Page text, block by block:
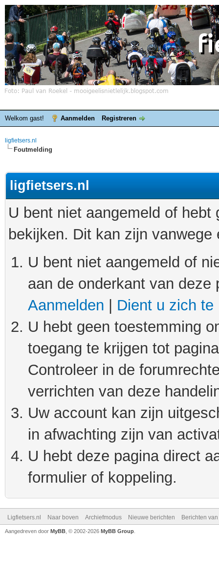
Welkom gast! Aanmelden Registreren
ligfietsers.nl
Foutmelding
ligfietsers.nl
U bent niet aangemeld of
bekijken. Dit kan zijn
U bent niet aangemeld of
aan de onderkant van
Aanmelden
Dient u zich te
U hebt geen toestemming
toegang te krijgen tot
Controleer in de
verrichten van deze
Uw account kan zijn
in afwachting zijn van
U hebt deze pagina direct
formulier of koppeling.
Ligfietsers.nl Naar boven Archiefmodus Nieuwe berichten Berichten
Aangedreven door MyBB , © 2002-2026 MyBB Group